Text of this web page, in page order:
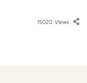
15020 Views